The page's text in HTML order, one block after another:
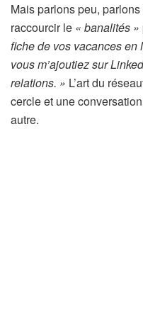
Mais parlons peu,
raccourcir le « banalités »
fiche de vos vacances
vous m’ajoutiez sur
relations. » L’art du
cercle et une
autre.